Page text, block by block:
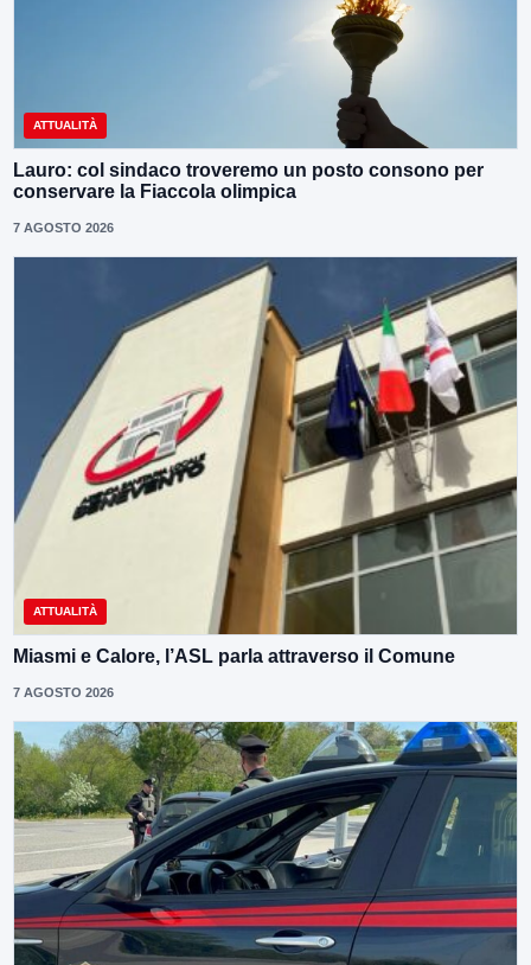
ATTUALITÀ
Lauro: col sindaco troveremo un posto consono per
conservare la Fiaccola olimpica
7 AGOSTO 2026
ATTUALITÀ
Miasmi e Calore, l’ASL parla attraverso il Comune
7 AGOSTO 2026